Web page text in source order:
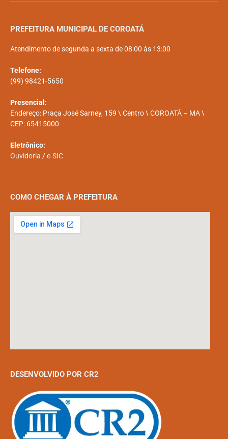
PREFEITURA MUNICIPAL DE COROATÁ
Atendimento de segunda a sexta de 08:00 às 13:00
Telefone:
(99) 98421-5650
Presencial:
Endereço: Praça José Sarney, 159 \ Centro \ COROATÁ – MA \
CEP: 65415000
Eletrônico:
Ouvidoria /e-SIC
COMO CHEGAR À PREFEITURA
DESENVOLVIDO POR CR2